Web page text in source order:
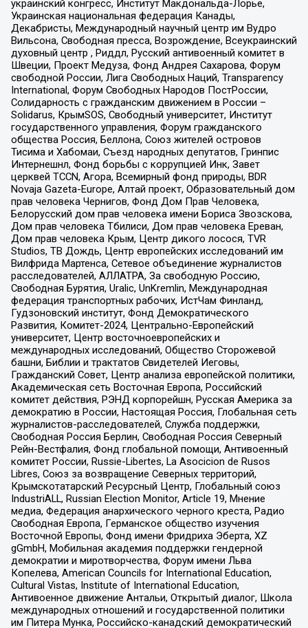
украинский конгресс, Институт Макдональда-Лорье,
Украинская национальная федерация Канады,
Декабристы, Международный научный центр им Вудро
Вильсона, Свободная пресса, Возрождение, Всеукраинский
духовный центр , Риддл, Русский антивоенный комитет в
Швеции, Проект Медуза, Фонд Андрея Сахарова, Форум
свободной России, Лига Свободных Наций, Transparеncy
International, Форум Свободных Народов ПостРоссии,
Солидарность с гражданским движением в России –
Solidarus, КрымSOS, Свободный университет, Институт
государственного управления, Форум гражданского
общества Россия, Беллона, Союз жителей островов
Тисима и Хабомаи, Съезд народных депутатов, Гринпис
Интернешнл, Фонд борьбы с коррупцией Инк, Завет
церквей TCCN, Агора, Всемирный фонд природы, BDR
Novaja Gazeta-Europe, Алтай проект, Образовательный дом
прав человека Чернигов, Фонд Дом Прав Человека,
Белорусский дом прав человека имени Бориса Звозскова,
Дом прав человека Тбилиси, Дом прав человека Ереван,
Дом прав человека Крым, Центр дикого лосося, TVR
Studios, ТВ Дождь, Центр европейских исследований им
Вилфрида Мартенса, Сетевое объединение журналистов
расследователей, АЛЛАТРА, За свободную Россию,
Свободная Бурятия, Uralic, UnKremlin, Международная
федерация транспортных рабочих, ИстЧам Финланд,
Гудзоновский институт, Фонд Демократического
Развития, Комитет-2024, Центрально-Европейский
университет, Центр восточноевропейских и
международных исследований, Общество Сторожевой
башни, Библии и трактатов Свидетелей Иеговы,
Гражданский Совет, Центр анализа европейской политики,
Академическая сеть Восточная Европа, Российский
комитет действия, РЭНД корпорейшн, Русская Америка за
демократию в России, Настоящая Россия, Глобальная сеть
журналистов-расследователей, Служба поддержки,
Свободная Россия Берлин, Свободная Россия Северный
Рейн-Вестфалия, Фонд глобальной помощи, Антивоенный
комитет России, Russie-Libertes, La Asocicion de Rusos
Libres, Союз за возвращение Северных территорий,
Крымскотатарский Ресурсный Центр, Глобальный союз
IndustriALL, Russian Election Monitor, Article 19, Мнение
медиа, Федерация анархического черного креста, Радио
Свободная Европа, Германское общество изучения
Восточной Европы, Фонд имени Фридриха Эберта, XZ
gGmbH, Мобильная академия поддержки гендерной
демократии и миротворчества, Форум имени Льва
Копелева, American Councils for International Education,
Cultural Vistas, Institute of International Education,
Антивоенное движение Антальи, Открытый диалог, Школа
международных отношений и государственной политики
им Питера Мунка, Российско-канадский демократический